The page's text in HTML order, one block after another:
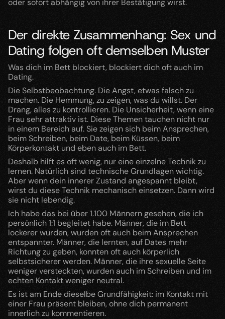
Der direkte Zusammenhang: Sex und
Dating folgen oft demselben Muster
Was dich im Bett blockiert, blockiert dich oft auch im
Dating.
Die Selbstbeobachtung. Die Angst, etwas falsch zu
machen. Die Hemmung, zu zeigen, was du willst. Der
Drang, alles zu kontrollieren. Die Unsicherheit, wenn eine
Frau sehr attraktiv ist. Diese Themen tauchen nicht nur
in einem Bereich auf. Sie zeigen sich beim Ansprechen,
beim Schreiben, beim Date, beim Küssen, beim
Körperkontakt und eben auch im Bett.
Deshalb hilft es oft wenig, nur eine einzelne Technik zu
lernen. Natürlich sind technische Grundlagen wichtig.
Aber wenn dein innerer Zustand angespannt bleibt,
wirst du diese Technik mechanisch einsetzen. Dann wird
sie nicht lebendig.
Ich habe das bei über 1.100 Männern gesehen, die ich
persönlich 1:1 begleitet habe. Männer, die im Bett
lockerer wurden, wurden oft auch beim Ansprechen
entspannter. Männer, die lernten, auf Dates mehr
Richtung zu geben, konnten oft auch körperlich
selbstsicherer werden. Männer, die ihre sexuelle Seite
weniger versteckten, wurden auch im Schreiben und im
echten Kontakt weniger neutral.
Es ist am Ende dieselbe Grundfähigkeit: im Kontakt mit
einer Frau präsent bleiben, ohne dich permanent
innerlich zu kommentieren.